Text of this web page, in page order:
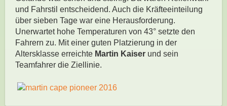
und Fahrstil entscheidend. Auch die Kräfteeinteilung
über sieben Tage war eine Herausforderung.
Unerwartet hohe Temperaturen von 43° setzte den
Fahrern zu. Mit einer guten Platzierung in der
Altersklasse erreichte Martin Kaiser und sein
Teamfahrer die Ziellinie.